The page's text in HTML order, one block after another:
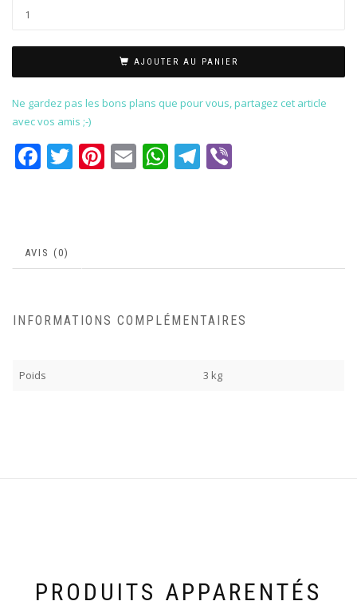
AJOUTER AU PANIER
Ne gardez pas les bons plans que pour vous, partagez cet article
avec vos amis ;-)
Facebook
Twitter
Pinterest
EmailWhatsApp
Telegram
AVIS (0)
INFORMATIONS COMPLÉMENTAIRES
Poids 3 kg
PRODUITS APPARENTÉS